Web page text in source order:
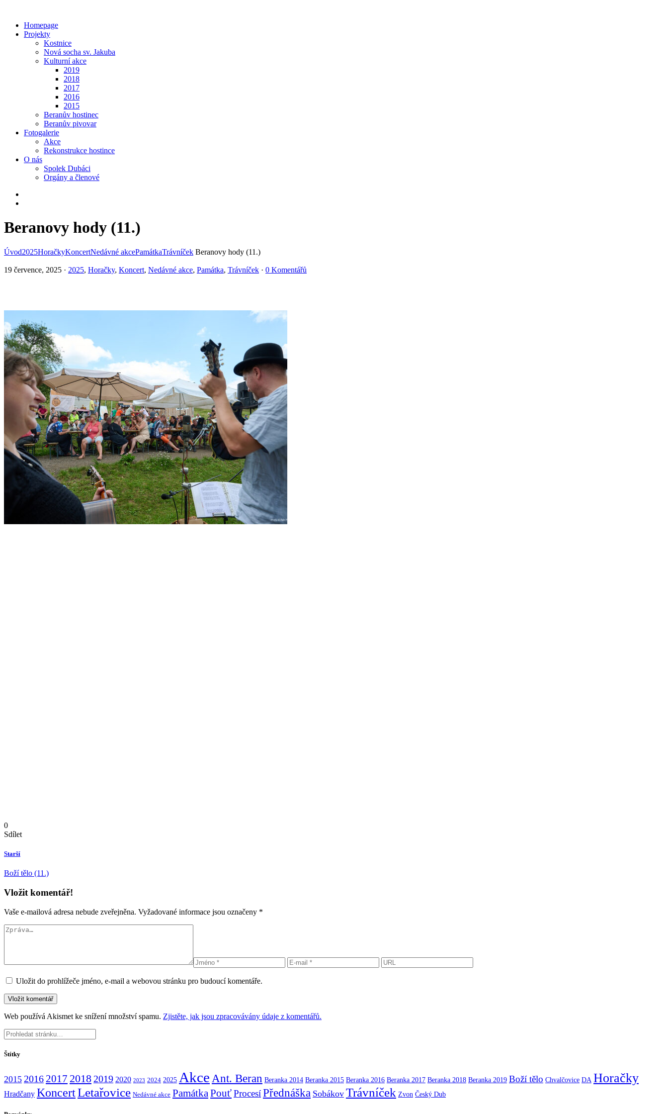
Homepage
Projekty
Kostnice
Nová socha sv. Jakuba
Kulturní akce
2019
2018
2017
2016
2015
Beranův hostinec
Beranův pivovar
Fotogalerie
Akce
Rekonstrukce hostince
O nás
Spolek Dubáci
Orgány a členové
Beranovy hody (11.)
Úvod2025HoračkyKoncertNedávné akcePamátkaTrávníček Beranovy hody (11.)
19 července, 2025 · 2025, Horačky, Koncert, Nedávné akce, Památka, Trávníček · 0 Komentářů
0
Sdílet
Starší
Boží tělo (11.)
Vložit komentář!
Vaše e-mailová adresa nebude zveřejněna. Vyžadované informace jsou označeny *
Uložit do prohlížeče jméno, e-mail a webovou stránku pro budoucí komentáře.
Web používá Akismet ke snížení množství spamu. Zjistěte, jak jsou zpracovávány údaje z komentářů.
Štítky
2015 2016 2017 2018 2019 2020 2023 2024 2025 Akce Ant. Beran Beranka 2014 Beranka 2015 Beranka 2016 Beranka 2017 Beranka 2018 Beranka 2019 Boží tělo Chvalčovice DA Horačky
Hradčany KoncertLetařovice Nedávné akce PamátkaPouťProcesíPřednáška Sobákov Trávníček Zvon Český Dub